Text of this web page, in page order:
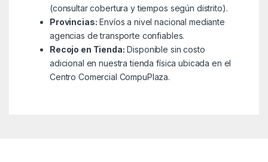
(consultar cobertura y tiempos según distrito).
Provincias: Envíos a nivel nacional mediante
agencias de transporte confiables.
Recojo en Tienda: Disponible sin costo
adicional en nuestra tienda física ubicada en el
Centro Comercial CompuPlaza.